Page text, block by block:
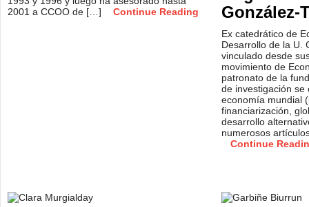
2001 a CCOO de […]
Continue Reading
González-
Ex catedrático de
Desarrollo de la U.
vinculado desde
movimiento de
patronato de la
de investigación se
economía mundial
financiarización,
desarrollo
numerosos
Continue